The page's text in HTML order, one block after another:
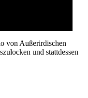
von Außerirdischen
und stattdessen